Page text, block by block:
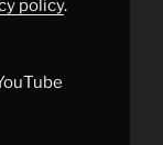
policy.